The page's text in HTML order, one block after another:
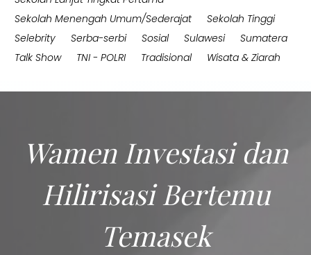
Sekolah Menengah Umum/Sederajat
Sekolah Tinggi
Selebrity
Serba-serbi Sosial Sulawesi
Sumatera
Talk Show
TNI - POLRI Tradisional Wisata & Ziarah
Wamen Investasi dan
Hilirisasi Bertemu
Temasek